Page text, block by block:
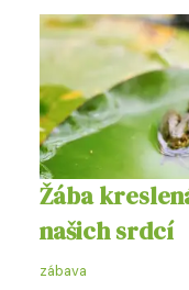
Žába
našich srdcí
zábava